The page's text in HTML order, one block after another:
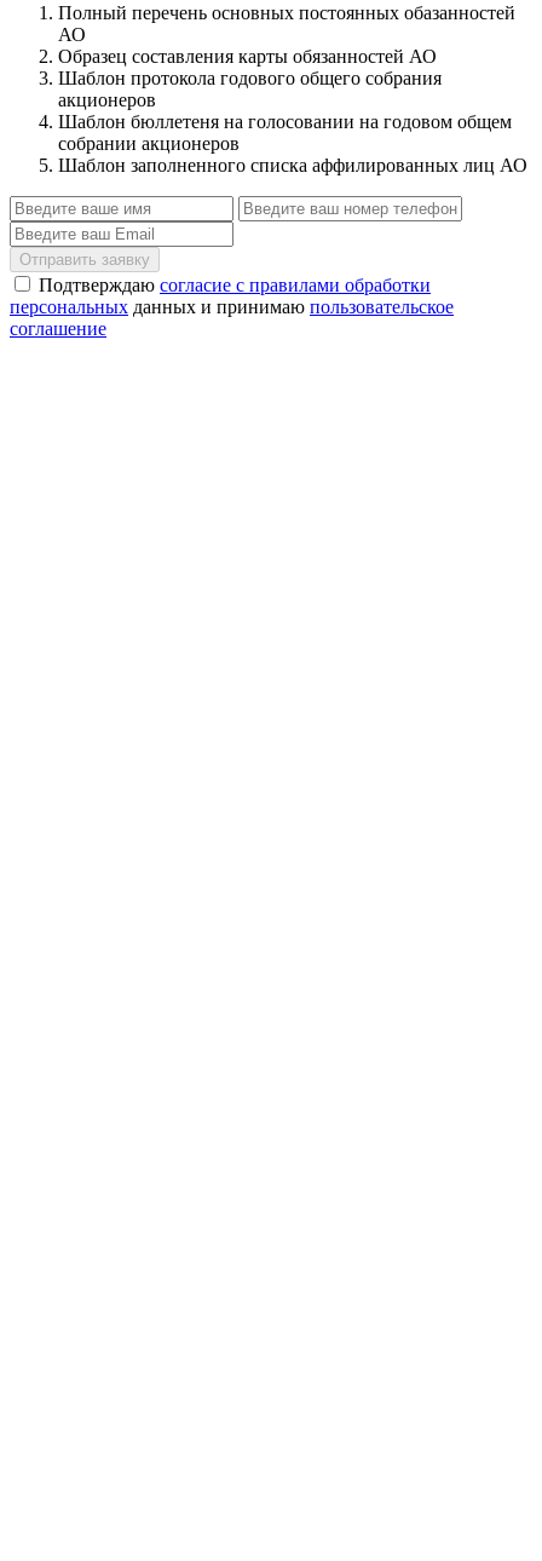
Полный перечень основных постоянных обазанностей
АО
Образец составления карты обязанностей АО
Шаблон протокола годового общего собрания
акционеров
Шаблон бюллетеня на голосовании на годовом общем
собрании акционеров
Шаблон заполненного списка аффилированных лиц АО
Отправить заявку
Подтверждаю согласие с правилами обработки
персональных данных и принимаю пользовательское
соглашение